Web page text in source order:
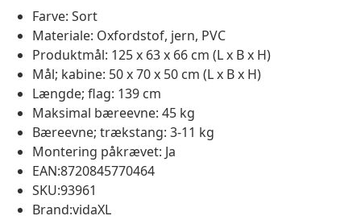
Farve: Sort
Materiale: Oxfordstof, jern, PVC
Produktmål: 125 x 63 x 66 cm (L x B x H)
Mål; kabine: 50 x 70 x 50 cm (L x B x H)
Længde; flag: 139 cm
Maksimal bæreevne: 45 kg
Bæreevne; trækstang: 3-11 kg
Montering påkrævet: Ja
EAN:8720845770464
SKU:93961
Brand:vidaXL